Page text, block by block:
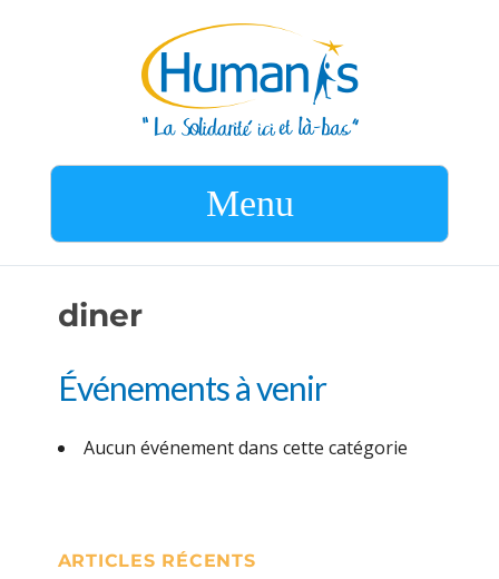
Menu
diner
Événements à venir
Aucun événement dans cette catégorie
ARTICLES RÉCENTS